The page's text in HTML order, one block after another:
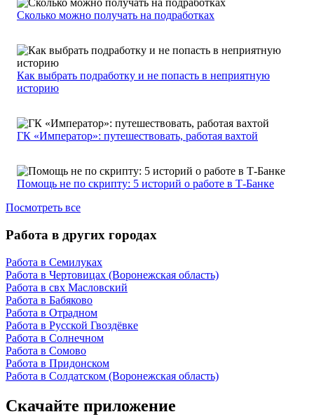
Сколько можно получать на подработках
Как выбрать подработку и не попасть в неприятную
историю
ГК «Император»: путешествовать, работая вахтой
Помощь не по скрипту: 5 историй о работе в Т-Банке
Посмотреть все
Работа в других городах
Работа в Семилуках
Работа в Чертовицах (Воронежская область)
Работа в свх Масловский
Работа в Бабяково
Работа в Отрадном
Работа в Русской Гвоздёвке
Работа в Солнечном
Работа в Сомово
Работа в Придонском
Работа в Солдатском (Воронежская область)
Скачайте приложение